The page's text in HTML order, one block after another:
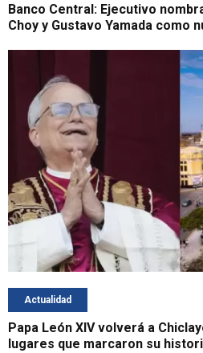
Banco Central: Ejecutivo
Choy y Gustavo Yamada como
Actualidad
Papa León XIV volverá a
lugares que marcaron su